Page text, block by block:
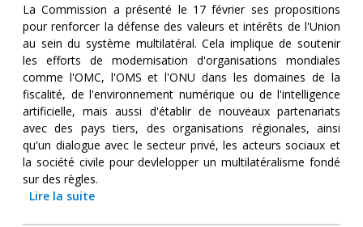
La Commission a présenté le 17 février ses propositions
pour renforcer la défense des valeurs et intérêts de l'Union
au sein du système multilatéral. Cela implique de soutenir
les efforts de modernisation d'organisations mondiales
comme l'OMC, l'OMS et l'ONU dans les domaines de la
fiscalité, de l'environnement numérique ou de l'intelligence
artificielle, mais aussi d'établir de nouveaux partenariats
avec des pays tiers, des organisations régionales, ainsi
qu'un dialogue avec le secteur privé, les acteurs sociaux et
la société civile pour devlelopper un multilatéralisme fondé
sur des règles.
Lire la suite